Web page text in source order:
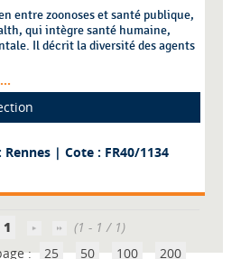
entre zoonoses et santé publique,
qui intègre santé humaine,
Il décrit la diversité des agents
| Cote : FR40/1134
1
(1 - 1 / 1)
: 25 50 100 200